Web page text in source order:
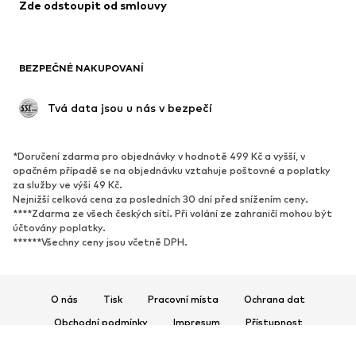
Plavky
Upcyklace
Nové
Oblíbené
Tenisky
Lodičky & boty na podpatku
Kozačky
Sandály
Exkluzivně
Zde odstoupit od smlouvy
BEZPEČNÉ NAKUPOVANÍ
Tvá data jsou u nás v bezpečí
*Doručení zdarma pro objednávky v hodnotě 499 Kč a vyšší, v
opačném případě se na objednávku vztahuje poštovné a poplatky
za služby ve výši 49 Kč.
Nejnižší celková cena za posledních 30 dní před snížením ceny.
****Zdarma ze všech českých sítí. Při volání ze zahraničí mohou být
účtovány poplatky.
******Všechny ceny jsou včetně DPH.
O nás Tisk Pracovní místa
Ochrana dat
Obchodní podmínky
Impresum
Přístupnost